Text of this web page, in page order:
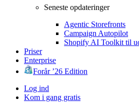
Seneste opdateringer
Agentic Storefronts
Campaign Autopilot
Shopify AI Toolkit til
Priser
Enterprise
Forår ’26 Edition
Log ind
Kom i gang gratis